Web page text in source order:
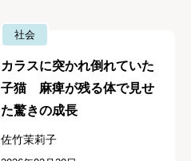
社会
カラスに突かれ倒れていた
子猫 麻痺が残る体で見せ
た驚きの成長
佐竹茉莉子